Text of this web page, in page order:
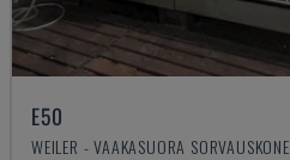
E50
WEILER - VAAKASUORA SORVAUSKONE